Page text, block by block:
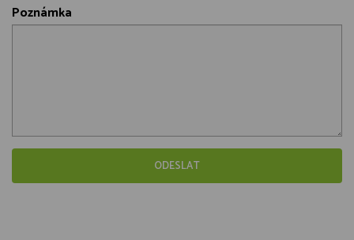
Poznámka